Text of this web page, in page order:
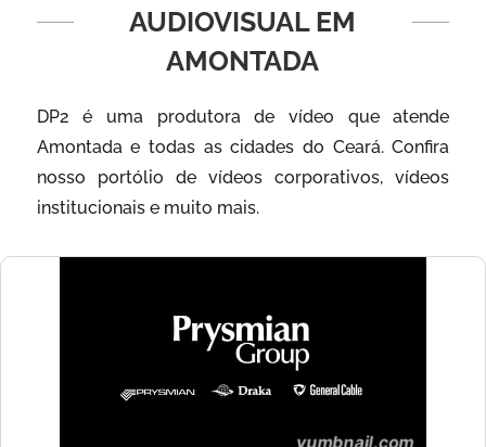
AUDIOVISUAL EM
AMONTADA
DP2 é uma produtora de vídeo que atende
Amontada e todas as cidades do Ceará. Confira
nosso portólio de vídeos corporativos, vídeos
institucionais e muito mais.